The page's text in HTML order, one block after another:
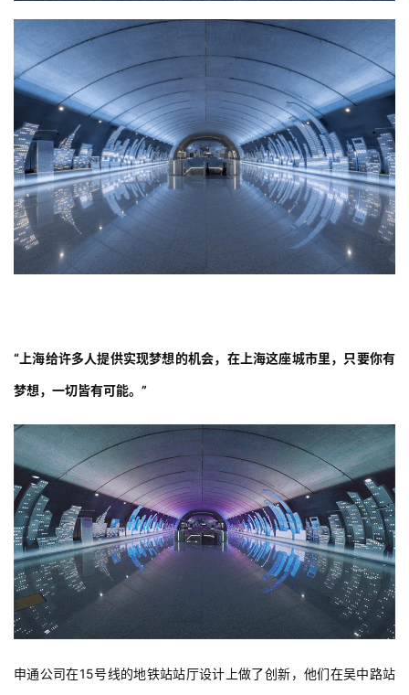
“上海给许多人提供实现梦想的机会，在上海这座城市里，只要你有
梦想，一切皆有可能。”
申通公司在15号线的地铁站站厅设计上做了创新，他们在吴中路站